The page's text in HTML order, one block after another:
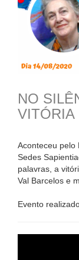
NO
VITÓRIA
Aconteceu pelo
Sedes
palavras, a
Val Barcelos e
Evento